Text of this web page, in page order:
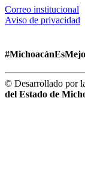
Correo institucional
Aviso de privacidad
© Desarrollado por
del Estado de